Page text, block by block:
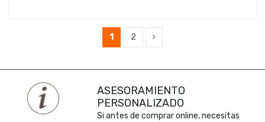
1 2
ASESORAMIENTO
PERSONALIZADO
Si antes de comprar online, necesitas